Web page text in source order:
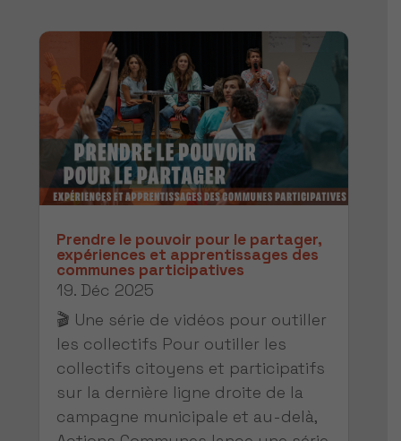
Prendre le pouvoir pour le partager,
expériences et apprentissages des
communes participatives
19. Déc 2025
🎬 Une série de vidéos pour outiller
les collectifs Pour outiller les
collectifs citoyens et participatifs
sur la dernière ligne droite de la
campagne municipale et au-delà,